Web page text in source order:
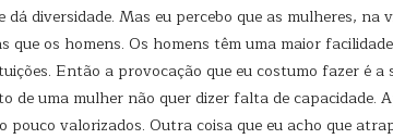
dá diversidade. Mas eu percebo que as mulheres,
os homens. Os homens têm uma maior
Então a provocação que eu costumo fazer é a
uma mulher não quer dizer falta de capacidade.
valorizados. Outra coisa que eu acho que